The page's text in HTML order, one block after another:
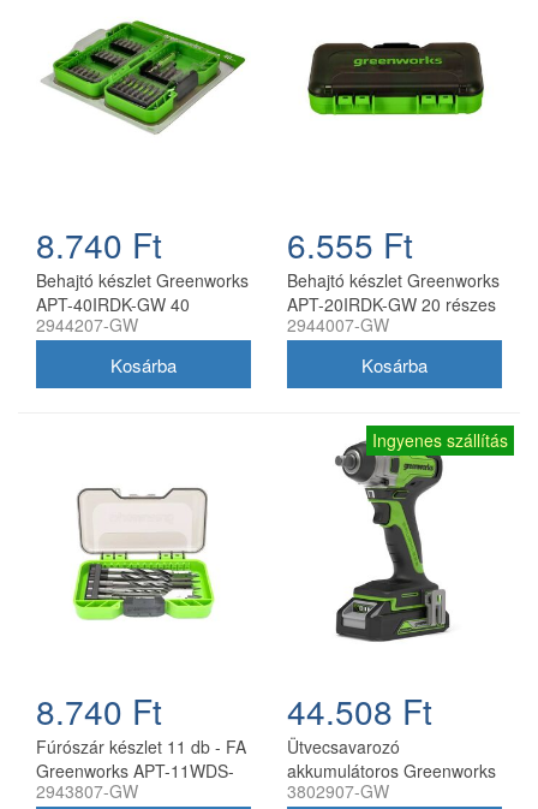
8.740 Ft
Behajtó készlet Greenworks
APT-40IRDK-GW 40
darabos
2944207-GW
6.555 Ft
Behajtó készlet Greenworks
APT-20IRDK-GW 20 részes
2944007-GW
8.740 Ft
Fúrószár készlet 11 db - FA
Greenworks APT-11WDS-
GW
2943807-GW
Ingyenes szállítás
44.508 Ft
Ütvecsavarozó
akkumulátoros Greenworks
GD24IW400 24v, 400 nm,
3802907-GW